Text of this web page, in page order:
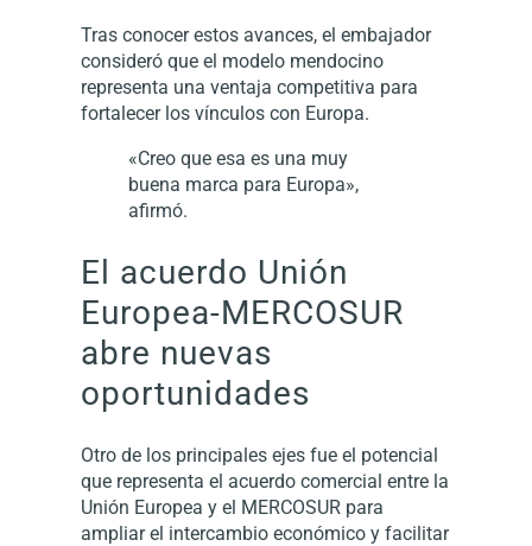
Tras conocer estos avances, el embajador
consideró que el modelo mendocino
representa una ventaja competitiva para
fortalecer los vínculos con Europa.
«Creo que esa es una muy
buena marca para Europa»,
afirmó.
El acuerdo Unión
Europea-MERCOSUR
abre nuevas
oportunidades
Otro de los principales ejes fue el potencial
que representa el acuerdo comercial entre la
Unión Europea y el MERCOSUR para
ampliar el intercambio económico y facilitar